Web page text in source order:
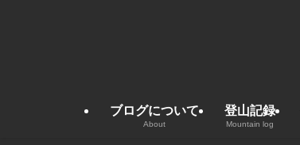
ブログについて
About
登山記録
Mountain log